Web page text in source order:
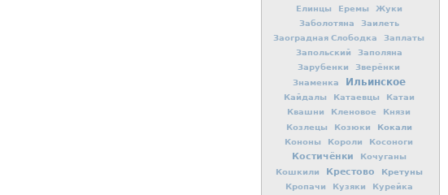
Елинцы
Еремы
Жуки
Заболотяна
Заилеть
Заоградная Слободка
Заплаты
Запольский
Заполяна
Зарубенки
Зверёнки
Знаменка
Ильинское
Кайдалы Катаевцы
Катаи
Квашни
Кленовое
Князи
Козлецы
Козюки Кокали
Кононы Короли Косоноги
Костичёнки
Кочуганы
Кошкили
Крестово Кретуны
Кропачи Кузяки
Курейка